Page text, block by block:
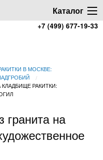
Каталог
+7 (499) 677-19-33
В МОСКВЕ:
РАКИТКИ:
гранита на